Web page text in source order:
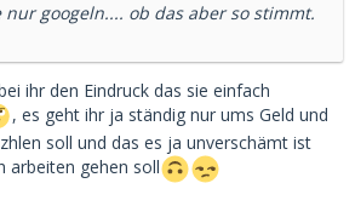
googeln.... ob das aber so stimmt.
ihr den Eindruck das sie einfach
, es geht ihr ja ständig nur ums Geld und
soll und das es ja unverschämt ist
arbeiten gehen soll